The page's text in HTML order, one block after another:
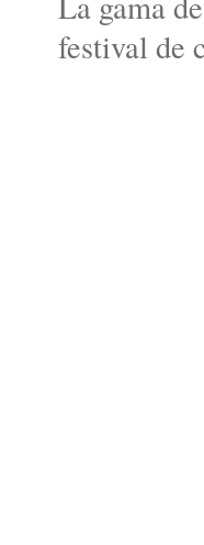
festival de